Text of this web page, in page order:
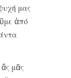
μας
ἀπό
μᾶς